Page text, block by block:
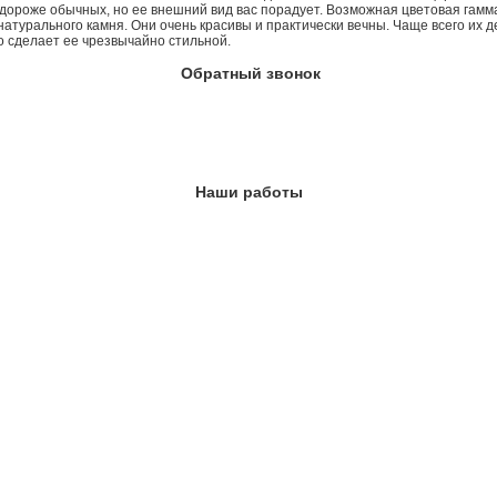
обычных, но ее внешний вид вас порадует. Возможная цветовая
камня. Они очень красивы и практически вечны. Чаще всего их
ее чрезвычайно стильной.
Обратный звонок
Наши работы